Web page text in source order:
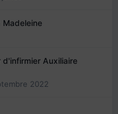
Madeleine
d'infirmier Auxiliaire
2022